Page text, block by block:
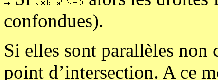
confondues).
Si elles sont parallèles non
point d’intersection. A ce